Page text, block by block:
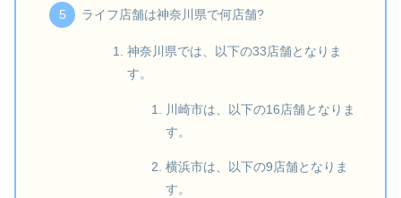
ライフ店舗は神奈川県で何店舗?
神奈川県では、以下の33店舗となりま
す。
川崎市は、以下の16店舗となりま
す。
横浜市は、以下の9店舗となりま
す。